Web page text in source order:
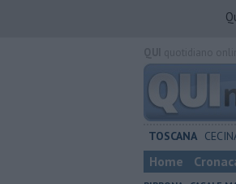
TOSCANA
Home